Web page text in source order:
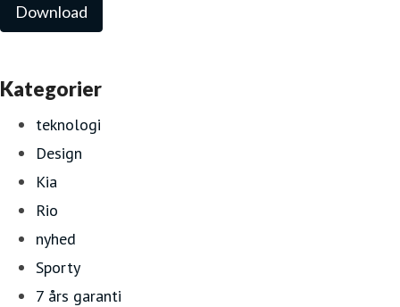
Download
Kategorier
teknologi
Design
Kia
Rio
nyhed
Sporty
7 års garanti